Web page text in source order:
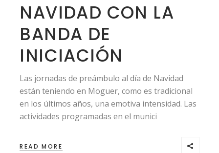
NAVIDAD CON LA
BANDA DE
INICIACIÓN
Las jornadas de preámbulo al día de Navidad
están teniendo en Moguer, como es tradicional
en los últimos años, una emotiva intensidad. Las
actividades programadas en el munici
READ MORE